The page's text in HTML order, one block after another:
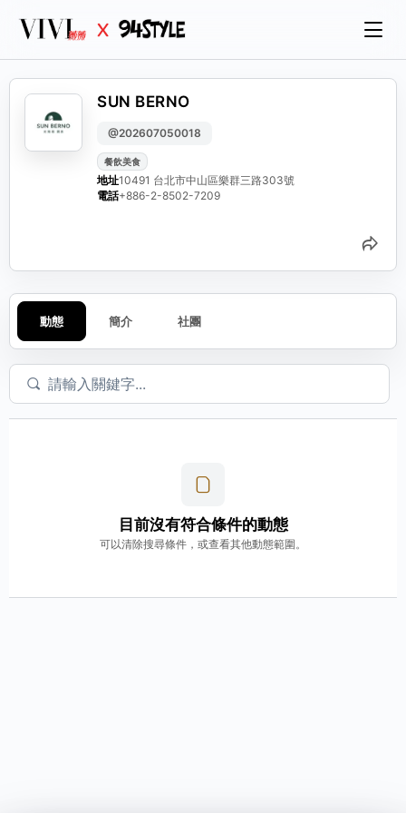
SUN BERNO
@202607050018
餐飲美食
地址10491 台北市中山區樂群三路303號
電話+886-2-8502-7209
分
動態 簡介 社團
目前沒有符合條件的動態
可以清除搜尋條件，或查看其他動態範圍。